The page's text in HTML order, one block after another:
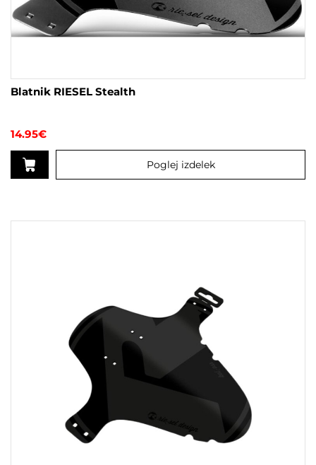
Blatnik RIESEL Stealth
14.95€
Poglej izdelek